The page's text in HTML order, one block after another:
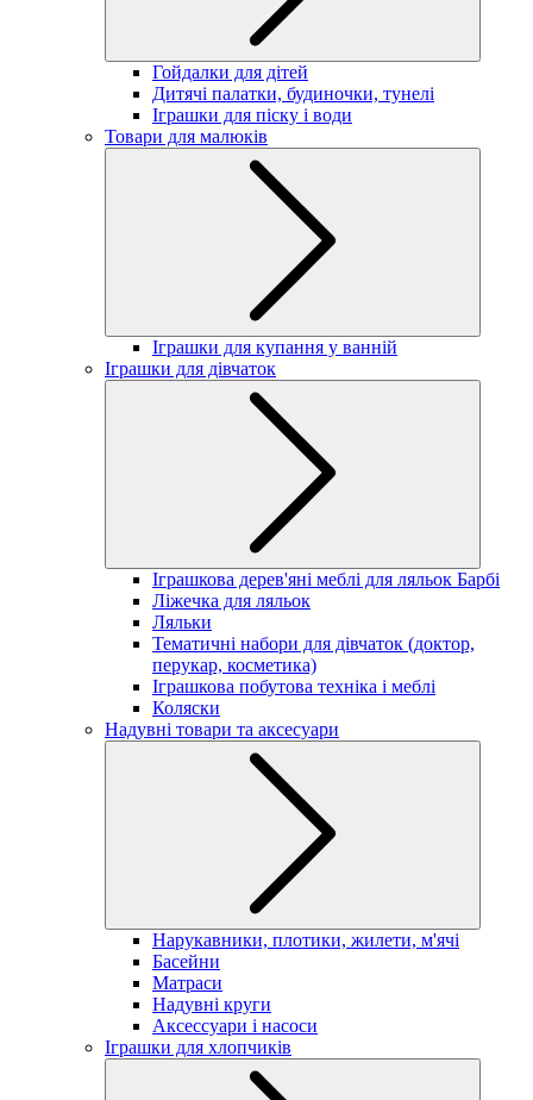
Гойдалки для дітей
Дитячі палатки, будиночки, тунелі
Іграшки для піску і води
Товари для малюків
Іграшки для купання у ванній
Іграшки для дівчаток
Іграшкова дерев'яні меблі для ляльок Барбі
Ліжечка для ляльок
Ляльки
Тематичні набори для дівчаток (доктор,
перукар, косметика)
Іграшкова побутова техніка і меблі
Коляски
Надувні товари та аксесуари
Нарукавники, плотики, жилети, м'ячі
Басейни
Матраси
Надувні круги
Аксессуари і насоси
Іграшки для хлопчиків